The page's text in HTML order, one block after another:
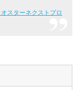
スターネクストプロ